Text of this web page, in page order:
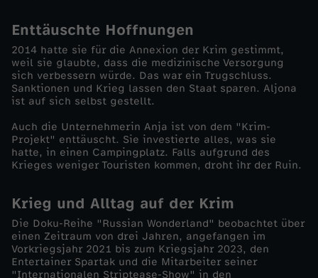
r
i
e
g
u
d
A
Enttäuschte Hoffnungen
2014 hatte sie für die Annexion der Krim gestimmt,
weil sie glaubte, dass die medizinische Versorgung
sich verbessern würde. Das war ein Trugschluss.
Sanktionen und Krieg lassen den Staat sparen. Aljona
ist auf sich selbst gestellt.
Auch die Unternehmerin Anja ist von dem "Krim-
Projekt" enttäuscht. Sie investierte alles, was sie
hatte, in einen Campingplatz. Falls aufgrund des
Krieges weniger Touristen kommen, droht ihr der Ruin.
Krieg und Alltag auf der Krim
Die Doku-Reihe "Russian Wonderland" beobachtet über
einen Zeitraum von drei Jahren, angefangen im
Vorkriegsjahr 2021 bis zum Kriegsjahr 2023, den
Entertainer Spartak und die Mitarbeiter seiner
"Internationalen Striptease-Show" in den